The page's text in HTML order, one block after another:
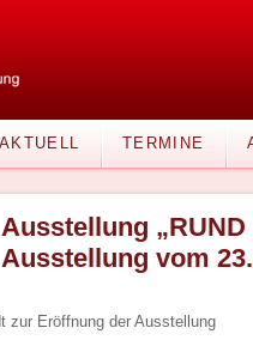
AKTUELL TERMINE
Ausstellung „RUND
Ausstellung vom
zur Eröffnung der Ausstellung